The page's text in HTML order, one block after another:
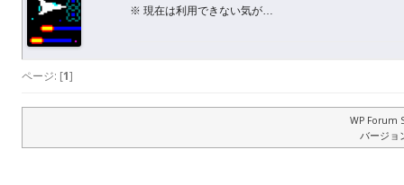
※ 現在は利用できない気が…
ページ: [1]
WP Forum
バージョ